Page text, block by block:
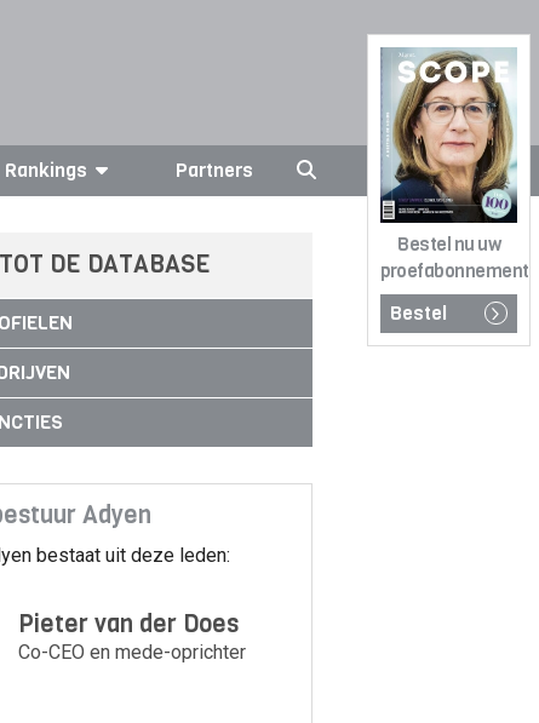
Bestel nu uw
proefabonnement
Bestel
Rankings Partners
DE DATABASE
Adyen
bestaat uit deze leden:
Pieter van der Does
Co-CEO en mede-oprichter